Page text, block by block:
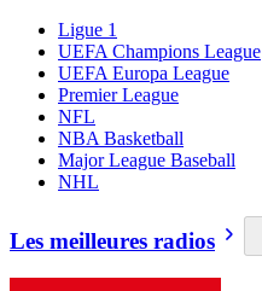
Ligue 1
UEFA Champions League
UEFA Europa League
Premier League
NFL
NBA Basketball
Major League Baseball
NHL
Les meilleures radios